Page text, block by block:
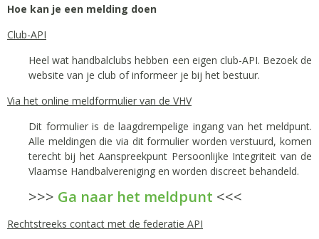
Hoe kan je een melding doen
Club-API
Heel wat handbalclubs hebben een eigen club-API. Bezoek de
website van je club of informeer je bij het bestuur.
Via het online meldformulier van de VHV
Dit formulier is de laagdrempelige ingang van het meldpunt.
Alle meldingen die via dit formulier worden verstuurd, komen
terecht bij het Aanspreekpunt Persoonlijke Integriteit van de
Vlaamse Handbalvereniging en worden discreet behandeld.
>>> Ga naar het meldpunt <<<
Rechtstreeks contact met de federatie API